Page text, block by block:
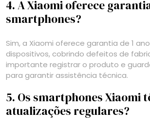
4. A Xiaomi oferece
smartphones?
Sim, a Xiaomi oferece garantia de 1
dispositivos, cobrindo defeitos de
importante registrar o produto e
para garantir assistência técnica.
5. Os smartphones Xiaomi
atualizações regulares?